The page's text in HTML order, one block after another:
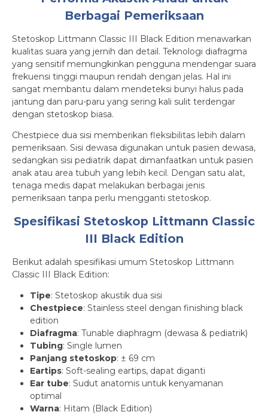
Berbagai Pemeriksaan
Stetoskop Littmann Classic III Black Edition menawarkan
kualitas suara yang jernih dan detail. Teknologi diafragma
yang sensitif memungkinkan pengguna mendengar suara
frekuensi tinggi maupun rendah dengan jelas. Hal ini
sangat membantu dalam mendeteksi bunyi halus pada
jantung dan paru-paru yang sering kali sulit terdengar
dengan stetoskop biasa.
Chestpiece dua sisi memberikan fleksibilitas lebih dalam
pemeriksaan. Sisi dewasa digunakan untuk pasien dewasa,
sedangkan sisi pediatrik dapat dimanfaatkan untuk pasien
anak atau area tubuh yang lebih kecil. Dengan satu alat,
tenaga medis dapat melakukan berbagai jenis
pemeriksaan tanpa perlu mengganti stetoskop.
Spesifikasi Stetoskop Littmann Classic
III Black Edition
Berikut adalah spesifikasi umum Stetoskop Littmann
Classic III Black Edition:
Tipe: Stetoskop akustik dua sisi
Chestpiece: Stainless steel dengan finishing black
edition
Diafragma: Tunable diaphragm (dewasa & pediatrik)
Tubing: Single lumen
Panjang stetoskop: ± 69 cm
Eartips: Soft-sealing eartips, dapat diganti
Ear tube: Sudut anatomis untuk kenyamanan
optimal
Warna: Hitam (Black Edition)